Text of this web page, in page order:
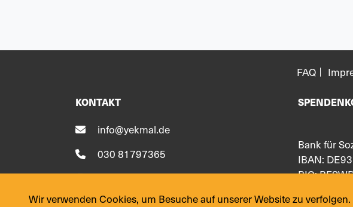
FAQ
KONTAKT
info@yekmal.de
030 81797365
030 81797366
Bank für
IBAN:
BIC:
Wir verwenden Cookies, um Besuche auf unserer Website zu